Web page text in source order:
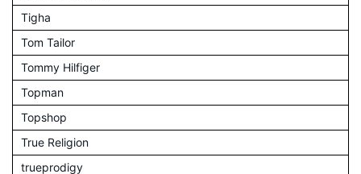
Tigha
Tom Tailor
Tommy Hilfiger
Topman
Topshop
True Religion
trueprodigy